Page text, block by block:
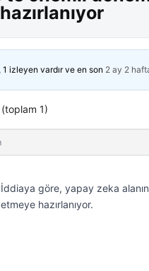
izleyen vardır ve en son 2 ay 2
1)
İddiaya göre, yapay zeka
etmeye hazırlanıyor.